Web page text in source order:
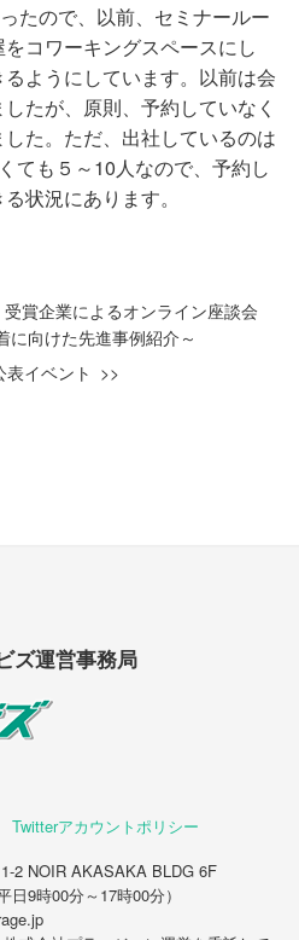
たので、以前、セミナールー
コワーキングスペースにし
ようにしています。以前は会
たが、原則、予約していなく
た。ただ、出社しているのは
ても５～10人なので、予約し
状況にあります。
受賞企業によるオンライン座談会
に向けた先進事例紹介～
イベント
ズ運営事務局
Twitterアカウントポリシー
2 NOIR AKASAKA BLDG 6F
9時00分～17時00分）